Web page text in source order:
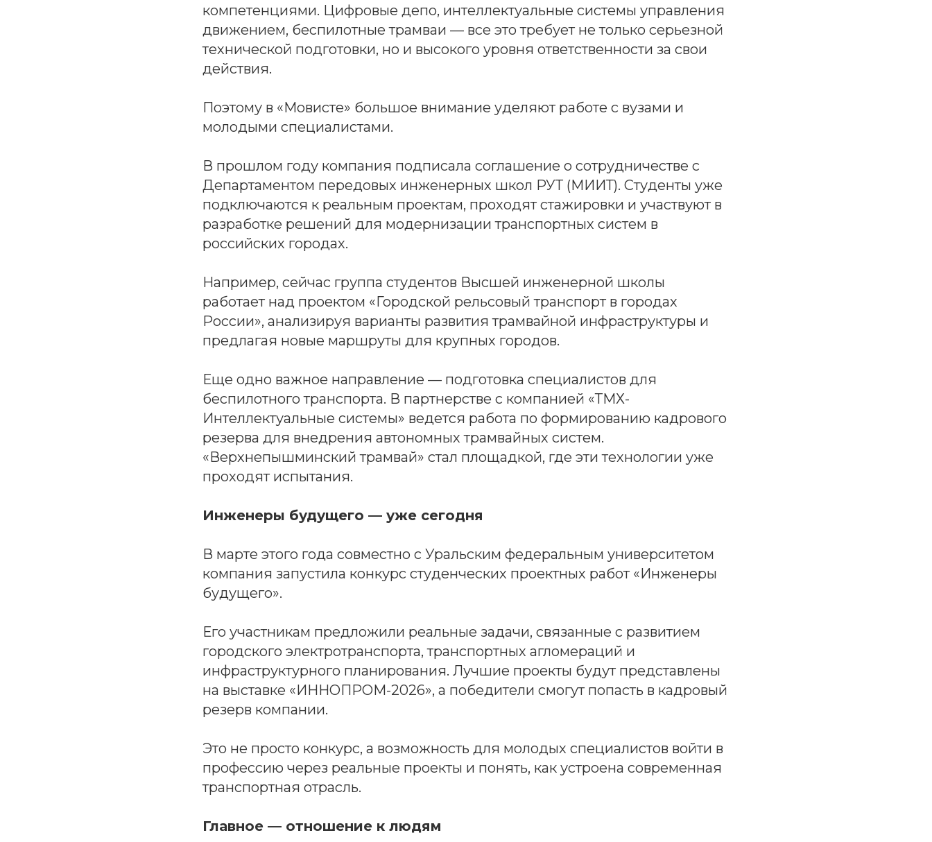
компетенциями. Цифровые депо, интеллектуальные системы управления
движением, беспилотные трамваи — все это требует не только серьезной
технической подготовки, но и высокого уровня ответственности за свои
действия.
Поэтому в «Мовисте» большое внимание уделяют работе с вузами и
молодыми специалистами.
В прошлом году компания подписала соглашение о сотрудничестве с
Департаментом передовых инженерных школ РУТ (МИИТ). Студенты уже
подключаются к реальным проектам, проходят стажировки и участвуют в
разработке решений для модернизации транспортных систем в
российских городах.
Например, сейчас группа студентов Высшей инженерной школы
работает над проектом «Городской рельсовый транспорт в городах
России», анализируя варианты развития трамвайной инфраструктуры и
предлагая новые маршруты для крупных городов.
Еще одно важное направление — подготовка специалистов для
беспилотного транспорта. В партнерстве с компанией «ТМХ-
Интеллектуальные системы» ведется работа по формированию кадрового
резерва для внедрения автономных трамвайных систем.
«Верхнепышминский трамвай» стал площадкой, где эти технологии уже
проходят испытания.
Инженеры будущего — уже сегодня
В марте этого года совместно с Уральским федеральным университетом
компания запустила конкурс студенческих проектных работ «Инженеры
будущего».
Его участникам предложили реальные задачи, связанные с развитием
городского электротранспорта, транспортных агломераций и
инфраструктурного планирования. Лучшие проекты будут представлены
на выставке «ИННОПРОМ-2026», а победители смогут попасть в кадровый
резерв компании.
Это не просто конкурс, а возможность для молодых специалистов войти в
профессию через реальные проекты и понять, как устроена современная
транспортная отрасль.
Главное — отношение к людям